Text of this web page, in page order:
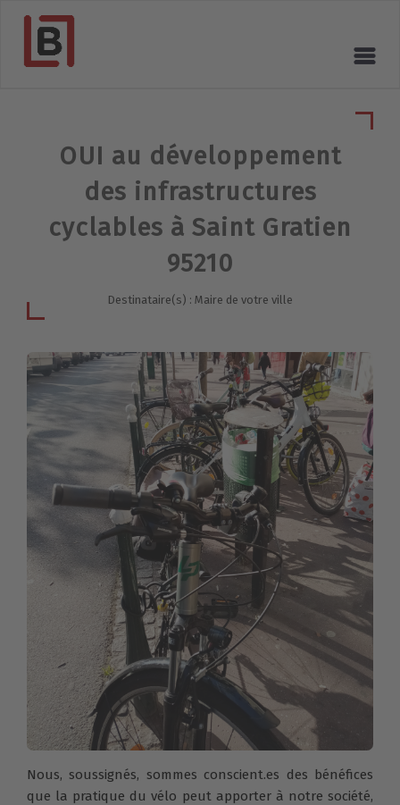
OUI au développement
des infrastructures
cyclables à Saint Gratien
95210
Destinataire(s) : Maire de votre ville
Nous, soussignés, sommes conscient.es des bénéfices
que la pratique du vélo peut apporter à notre société,